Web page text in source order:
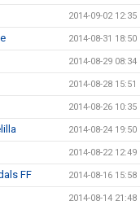
2014-09-02 12:35
2014-08-31 18:50
2014-08-29 08:34
2014-08-28 15:51
2014-08-26 10:35
2014-08-24 19:50
2014-08-22 12:49
FF 2014-08-16 15:58
2014-08-14 21:48